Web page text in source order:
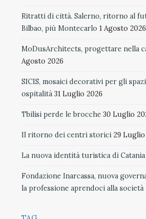
Ritratti di città. Salerno, ritorno al
Bilbao, più Montecarlo 1 Agosto 2026
MoDusArchitects, progettare nella
Agosto 2026
SICIS, mosaici decorativi per gli
ospitalità 31 Luglio 2026
Tbilisi perde le brocche 30 Luglio
Il ritorno dei centri storici 29
La nuova identità turistica di Catania
Fondazione Inarcassa, nuova
la professione aprendoci alla società